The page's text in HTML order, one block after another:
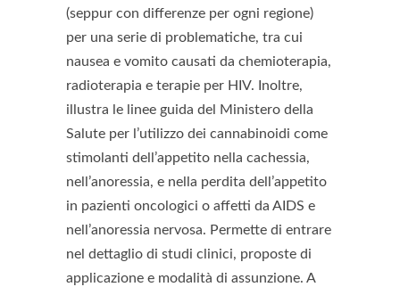
(seppur con differenze per ogni regione)
per una serie di problematiche, tra cui
nausea e vomito causati da chemioterapia,
radioterapia e terapie per HIV. Inoltre,
illustra le linee guida del Ministero della
Salute per l’utilizzo dei cannabinoidi come
stimolanti dell’appetito nella cachessia,
nell’anoressia, e nella perdita dell’appetito
in pazienti oncologici o affetti da AIDS e
nell’anoressia nervosa. Permette di entrare
nel dettaglio di studi clinici, proposte di
applicazione e modalità di assunzione. A